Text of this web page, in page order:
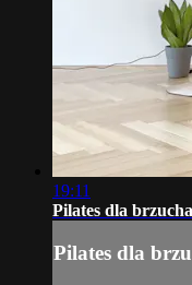
19:11
Pilates dla
Pilates dla